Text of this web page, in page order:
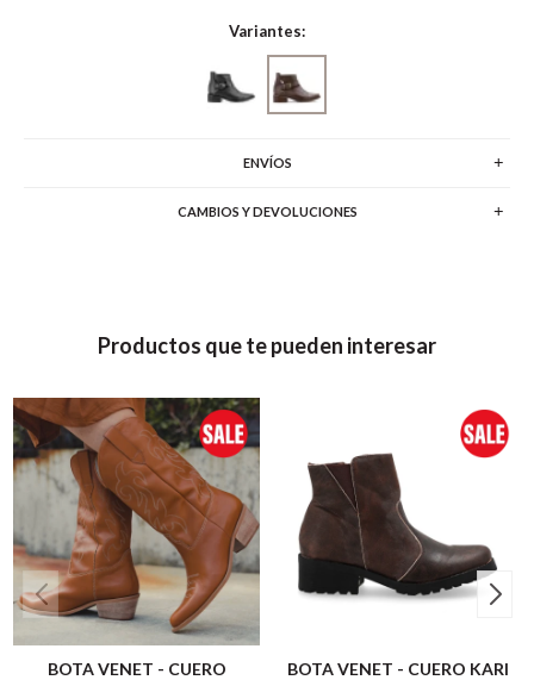
Variantes:
ENVÍOS
CAMBIOS Y DEVOLUCIONES
Productos que te pueden interesar
BOTA VENET - CUERO
BOTA VENET - CUERO KARI